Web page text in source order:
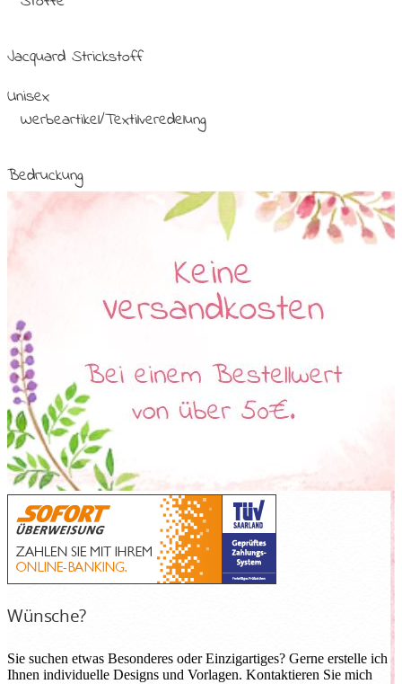
Jacquard Strickstoff
Unisex
Werbeartikel/Textilveredelung
Bedruckung
Wünsche?
Sie suchen etwas Besonderes oder Einzigartiges? Gerne erstelle ich
Ihnen individuelle Designs und Vorlagen. Kontaktieren Sie mich